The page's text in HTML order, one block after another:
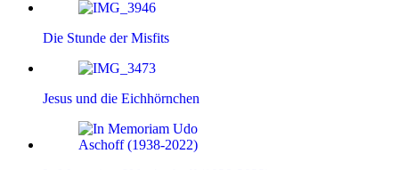
Die Stunde der Misfits
Jesus und die Eichhörnchen